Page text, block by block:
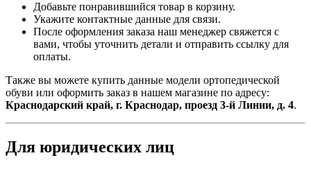
Добавьте понравившийся товар в корзину.
Укажите контактные данные для связи.
После оформления заказа наш менеджер свяжется с
вами, чтобы уточнить детали и отправить ссылку для
оплаты.
Также вы можете купить данные модели ортопедической
обуви или оформить заказ в нашем магазине по адресу:
Краснодарский край, г. Краснодар, проезд 3-й Линии, д. 4.
Для юридических лиц